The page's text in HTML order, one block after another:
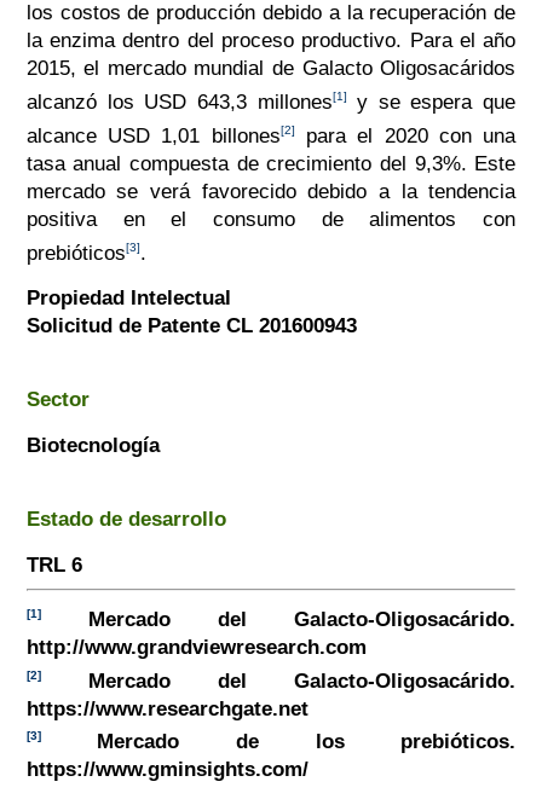
los costos de producción debido a la recuperación de
la enzima dentro del proceso productivo. Para el año
2015, el mercado mundial de Galacto Oligosacáridos
alcanzó los USD 643,3 millones[1]
y se espera que
alcance USD 1,01 billones[2]
para el 2020 con una
tasa anual compuesta de crecimiento del 9,3%. Este
mercado se verá favorecido debido a la tendencia
positiva en el consumo de alimentos con
prebióticos[3].
Propiedad Intelectual
Solicitud de Patente CL 201600943
Sector
Biotecnología
Estado de desarrollo
TRL 6
[1]Mercado del Galacto-Oligosacárido.
http://www.grandviewresearch.com
[2]Mercado del Galacto-Oligosacárido.
https://www.researchgate.net
[3]Mercado de los prebióticos.
https://www.gminsights.com/